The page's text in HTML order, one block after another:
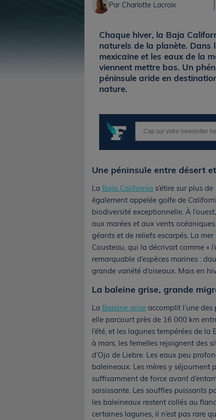
Par Charlotte Lacroix
Chaque hiver, la Baja
naturels de la planète. Dans
mexicaine et les eaux de la
viennent mettre bas. Un
péninsule aride en
nature.
Une péninsule entre désert
La Baja California s’étire sur plus
également appelée golfe de
biodiversité exceptionnelle. À
aux marées et aux vents
géants et de reliefs escarpés. La
Cousteau, qui la décrivait comme «
remarquable d’espèces marines :
grande variété d’oiseaux. Mais en
La baleine grise, grande
La Baleine grise accomplit l’une
elle parcourt près de 16 000 km
l’été, et les lagunes tempérées de
à mars, les femelles rejoignent des
d’Ojo de Liebre. Les eaux peu
baleineaux. Les mères y séjournent
suffisamment de force avant
saisissante. Les souffles puissants
les baleineaux restent collés au
certaines lagunes, il n’est pas rare